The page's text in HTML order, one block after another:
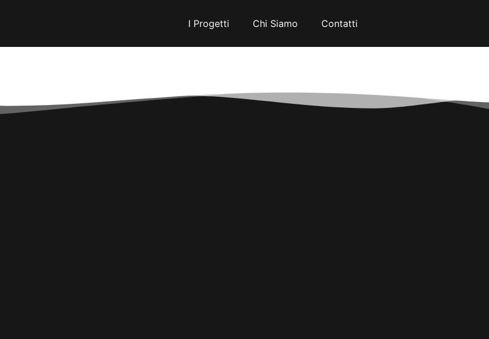
I Progetti Chi Siamo Contatti